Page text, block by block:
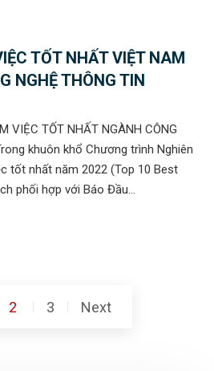
TỐT NHẤT VIỆT NAM
NGHỆ THÔNG TIN
VIỆC TỐT NHẤT NGÀNH CÔNG
khuôn khổ Chương trình Nghiên
tốt nhất năm 2022 (Top 10 Best
phối hợp với Báo Đầu...
2 3 Next